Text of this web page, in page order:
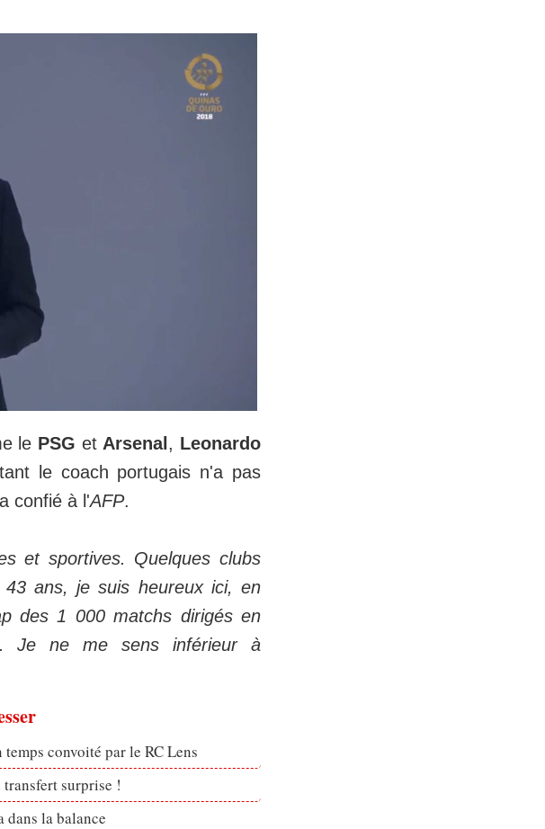
le PSG et Arsenal, Leonardo
le coach portugais n'a pas
confié à l'AFP.
et sportives. Quelques clubs
ans, je suis heureux ici, en
des 1 000 matchs dirigés en
Je ne me sens inférieur à
convoité par le RC Lens
surprise !
dans la balance